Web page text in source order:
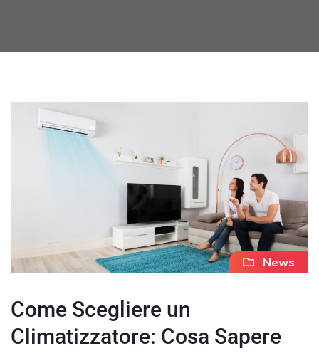
News
Come Scegliere un
Climatizzatore: Cosa Sapere